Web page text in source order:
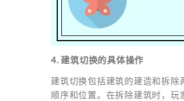
4. 建筑切换的具体操作
建筑切换包括建筑的建造和拆
顺序和位置。在拆除建筑时，